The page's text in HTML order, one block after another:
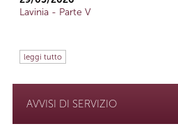
Lavinia - Parte V
leggi tutto
AVVISI DI SERVIZIO